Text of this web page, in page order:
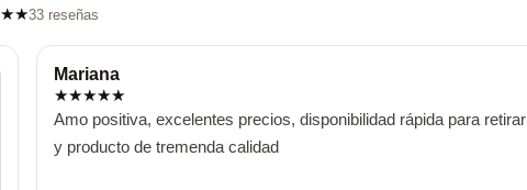
★★33 reseñas
Mariana
★★★★★
Amo positiva, excelentes precios, disponibilidad rápida para retirar
y producto de tremenda calidad